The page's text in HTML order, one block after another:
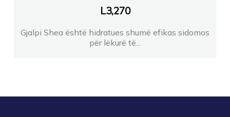
L3,270
Gjalpi Shea është hidratues shumë efikas sidomos
për lëkurë të...